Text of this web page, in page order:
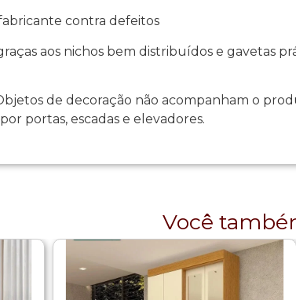
contra defeitos
aos nichos bem distribuídos e gavetas
de decoração não acompanham o
portas, escadas e elevadores.
Você